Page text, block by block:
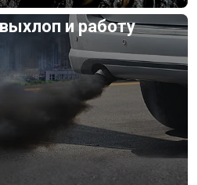
и работу